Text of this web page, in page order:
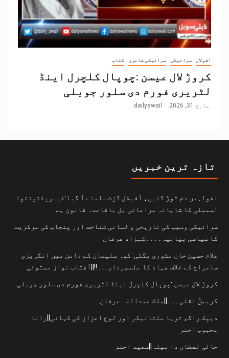
اشولال سرائیکی سرائیکی شاعری کتاب
کروڑ لال عیسن :چوپال کلچرل اینڈ
لٹریری فورم دی سلور جوبلی
مارچ 31, 2026 dailyswail
تازہ ترین خبریں
افواہیں دم توڑ گئیں، آفیشل گزٹ سامنے آ گیا:خیبرپختونخوا
اسمبلی کا شاہانہ مراعاتی بل باقاعدہ قانون ہے
سرائیکی وسیب کی تاریخی و لسانی شناخت اور پنجاب کی مرکزیت
کا سیاسی بیانیہ۔۔۔۔شہزاد عرفان
غلام حسین خان مشوری بگٹی: کوہ سلیمان کے دامن میں انگریزی
سامراج کے خلاف جہاد کا علمبردار…….!!||آفتاب نواز مستوئی
کروڑ لال عیسن :چوپال کلچرل اینڈ لٹریری فورم دی سلور جوبلی
کریمݨ نقلی۔۔۔||ملک عبداللہ عرفان
دیپک راگ، ثریا ملتانیکر اور لوح اعزاز کی کہانی||رانا
محبوب اختر
خالی لفظاں دا میلہ||سعید اختر